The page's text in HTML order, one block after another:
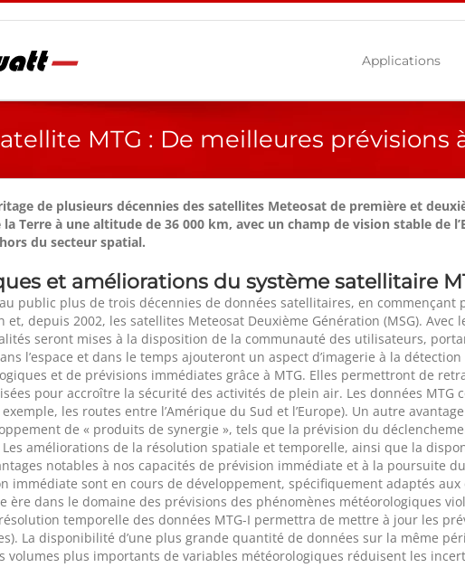
Applications
MTG : De meilleures prévisions
de plusieurs décennies des satellites Meteosat de première et
Terre à une altitude de 36 000 km, avec un champ de vision stable de
du secteur spatial.
et améliorations du système satellitaire
au public plus de trois décennies de données satellitaires, en
et, depuis 2002, les satellites Meteosat Deuxième Génération (MSG).
seront mises à la disposition de la communauté des utilisateurs,
l’espace et dans le temps ajouteront un aspect d’imagerie à la
et de prévisions immédiates grâce à MTG. Elles permettront de
pour accroître la sécurité des activités de plein air. Les données
les routes entre l’Amérique du Sud et l’Europe). Un autre
de « produits de synergie », tels que la prévision du
améliorations de la résolution spatiale et temporelle, ainsi que la
notables à nos capacités de prévision immédiate et à la poursuite
immédiate sont en cours de développement, spécifiquement adaptés
ère dans le domaine des prévisions des phénomènes météorologiques
temporelle des données MTG-I permettra de mettre à jour les
La disponibilité d’une plus grande quantité de données sur la même
volumes plus importants de variables météorologiques réduisent les